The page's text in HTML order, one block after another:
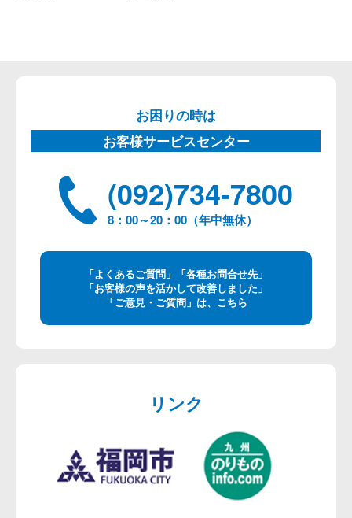
お困りの時は
お客様サービスセンター
(092)734-7800
8：00～20：00（年中無休）
「よくあるご質問」「各種お問合せ先」
「お客様の声を活かして改善しました」
「ご意見・ご質問」は、こちら
リンク